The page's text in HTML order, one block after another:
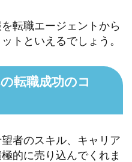
転職エージェントから
トといえるでしょう。
転職成功のコ
者のスキル、キャリア
的に売り込んでくれま